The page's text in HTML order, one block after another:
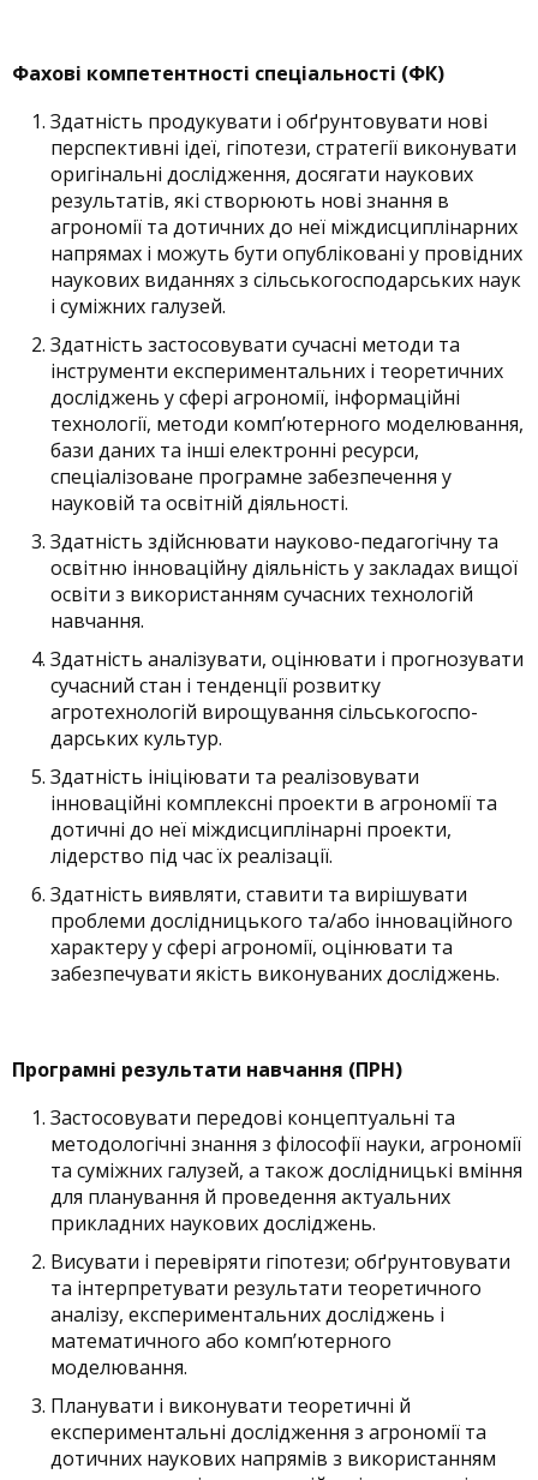
Фахові компетентності спеціальності (ФК)
Здатність продукувати і обґрунтовувати нові
перспективні ідеї, гіпотези, стратегії виконувати
оригінальні дослідження, досягати наукових
результатів, які створюють нові знання в
агрономії та дотичних до неї міждисциплінарних
напрямах і можуть бути опубліковані у провідних
наукових виданнях з сільськогосподарських наук
і суміжних галузей.
Здатність застосовувати сучасні методи та
інструменти експериментальних і теоретичних
досліджень у сфері агрономії, інформаційні
технології, методи комп’ютерного моделювання,
бази даних та інші електронні ресурси,
спеціалізоване програмне забезпечення у
науковій та освітній діяльності.
Здатність здійснювати науково-педагогічну та
освітню інноваційну діяльність у закладах вищої
освіти з використанням сучасних технологій
навчання.
Здатність аналізувати, оцінювати і прогнозувати
сучасний стан і тенденції розвитку
агротехнологій вирощування сільськогоспо-
дарських культур.
Здатність ініціювати та реалізовувати
інноваційні комплексні проекти в агрономії та
дотичні до неї міждисциплінарні проекти,
лідерство під час їх реалізації.
Здатність виявляти, ставити та вирішувати
проблеми дослідницького та/або інноваційного
характеру у сфері агрономії, оцінювати та
забезпечувати якість виконуваних досліджень.
Програмні результати навчання (ПРН)
Застосовувати передові концептуальні та
методологічні знання з філософії науки, агрономії
та суміжних галузей, а також дослідницькі вміння
для планування й проведення актуальних
прикладних наукових досліджень.
Висувати і перевіряти гіпотези; обґрунтовувати
та інтерпретувати результати теоретичного
аналізу, експериментальних досліджень і
математичного або комп’ютерного
моделювання.
Планувати і виконувати теоретичні й
експериментальні дослідження з агрономії та
дотичних наукових напрямів з використанням